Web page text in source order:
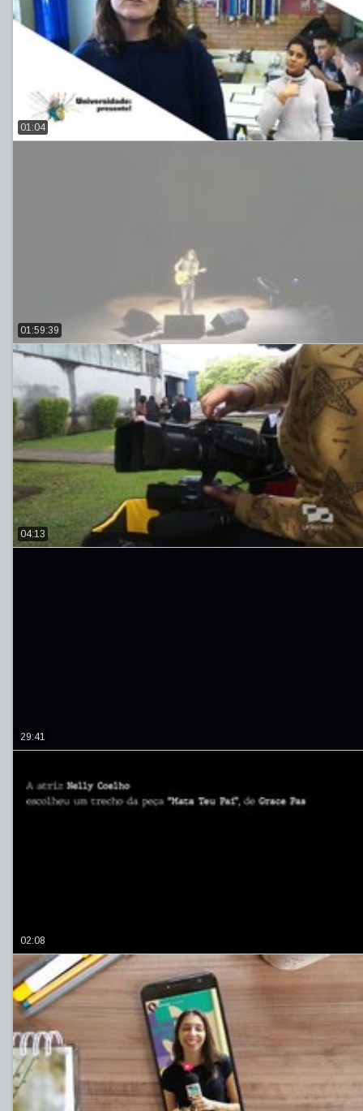
01:04
01:59:39
04:13
29:41
02:08